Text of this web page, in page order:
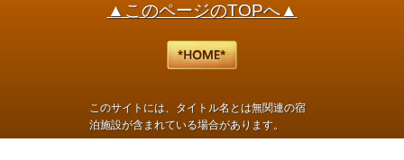
▲このページのTOPへ▲
このサイトには、タイトル名とは無関連の宿
泊施設が含まれている場合があります。